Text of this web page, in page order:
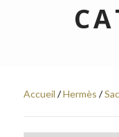
Accueil /Hermès /